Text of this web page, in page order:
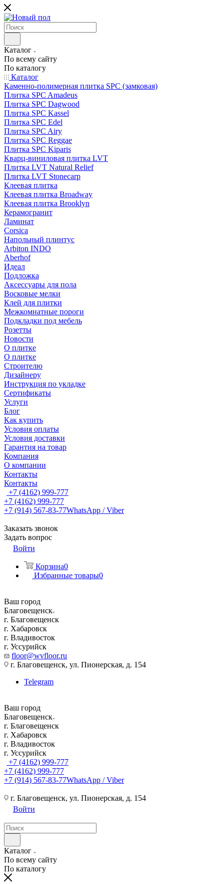
Каталог
По всему сайту
По каталогу
Каталог
Каменно-полимерная плитка SPC (замковая)
Плитка SPC Amadeus
Плитка SPC Dagwood
Плитка SPC Kassel
Плитка SPC Edel
Плитка SPC Airy
Плитка SPC Reggae
Плитка SPC Kiparis
Кварц-виниловая плитка LVT
Плитка LVT Natural Relief
Плитка LVT Stonecarp
Клеевая плитка
Клеевая плитка Broadway
Клеевая плитка Brooklyn
Керамогранит
Ламинат
Corsica
Напольный плинтус
Arbiton INDO
Aberhof
Идеал
Подложка
Аксессуары для пола
Восковые мелки
Клей для плитки
Межкомнатные пороги
Подкладки под мебель
Розетты
Новости
О плитке
О плитке
Строителю
Дизайнеру
Инструкция по укладке
Сертификаты
Услуги
Блог
Как купить
Условия оплаты
Условия доставки
Гарантия на товар
Компания
О компании
Контакты
Контакты
+7 (4162) 999-777
+7 (4162) 999-777
+7 (914) 567-83-77WhatsApp / Viber
Заказать звонок
Задать вопрос
Войти
Корзина0
Избранные товары0
Ваш город
Благовещенск
г. Благовещенск
г. Хабаровск
г. Владивосток
г. Уссурийск
floor@wvfloor.ru
г. Благовещенск, ул. Пионерская, д. 154
Telegram
Ваш город
Благовещенск
г. Благовещенск
г. Хабаровск
г. Владивосток
г. Уссурийск
+7 (4162) 999-777
+7 (4162) 999-777
+7 (914) 567-83-77WhatsApp / Viber
г. Благовещенск, ул. Пионерская, д. 154
Войти
Каталог
По всему сайту
По каталогу